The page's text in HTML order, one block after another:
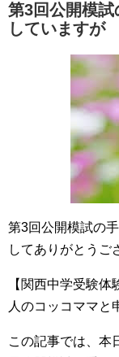
第3回公開模試
していますが
第3回公開模試の
してありがとうご
【関西中学受験
人のコッコママと
この記事では、本